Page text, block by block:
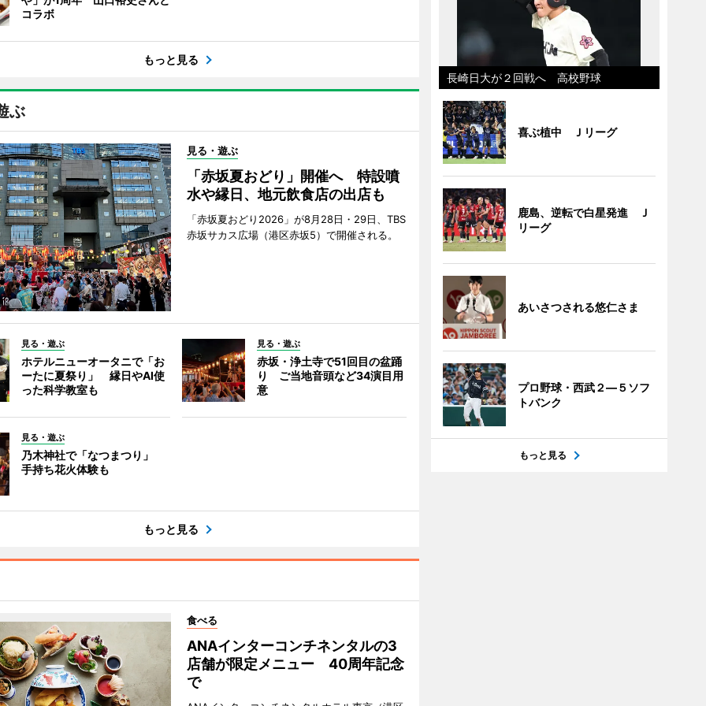
コラボ
もっと見る
ぶ
見る・遊ぶ
「赤坂夏おどり」開催へ 特設噴
水や縁日、地元飲食店の出店も
「赤坂夏おどり2026」が8月28日・29日、TBS
赤坂サカス広場（港区赤坂5）で開催される。
見る・遊ぶ
ホテルニューオータニで「お
ーたに夏祭り」 縁日やAI使
った科学教室も
見る・遊ぶ
赤坂・浄土寺で51回目の盆踊
り ご当地音頭など34演目用
意
見る・遊ぶ
乃木神社で「なつまつり」
手持ち花火体験も
もっと見る
食べる
ANAインターコンチネンタルの3
店舗が限定メニュー 40周年記念
で
長崎日大が２回戦へ 高校野球
喜ぶ植中 Ｊリーグ
鹿島、逆転で白星発進 Ｊ
リーグ
あいさつされる悠仁さま
プロ野球・西武２―５ソフ
トバンク
もっと見る